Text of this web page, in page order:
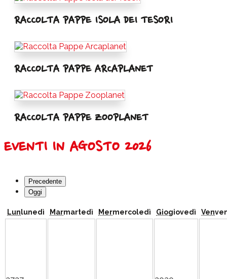
RACCOLTA PAPPE ISOLA DEI TESORI
RACCOLTA PAPPE ARCAPLANET
RACCOLTA PAPPE ZOOPLANET
EVENTI IN AGOSTO 2026
Precedente
Oggi
Lunlunedì Marmartedì Mermercoledì Giogiovedì Ven